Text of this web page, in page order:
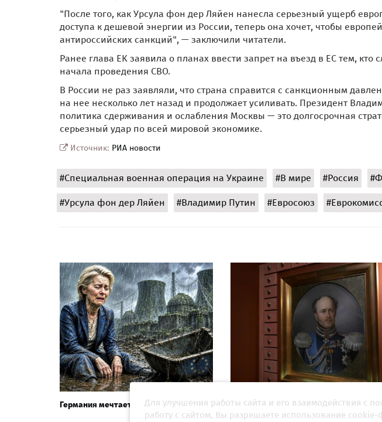
"После того, как Урсула фон дер Ляйен нанесла серьезный ущерб
доступа к дешевой энергии из России, теперь она хочет, чтобы
антироссийских санкций", — заключили читатели.
Ранее глава ЕК заявила о планах ввести запрет на въезд в ЕС тем,
начала проведения СВО.
В России не раз заявляли, что страна справится с санкционным
на нее несколько лет назад и продолжает усиливать. Президент
политика сдерживания и ослабления Москвы — это долгосрочная
серьезный удар по всей мировой экономике.
Источник: РИА новости
#Специальная военная операция на Украине #В мире #Россия
#Урсула фон дер Ляйен #Владимир Путин #Евросоюз
Германия мечтает о ядерном реванше
Историк рассказал о создании
России предтечи
Для улучшения работы сайта и его взаимодействия с
работу с сайтом, Вы разрешаете использование